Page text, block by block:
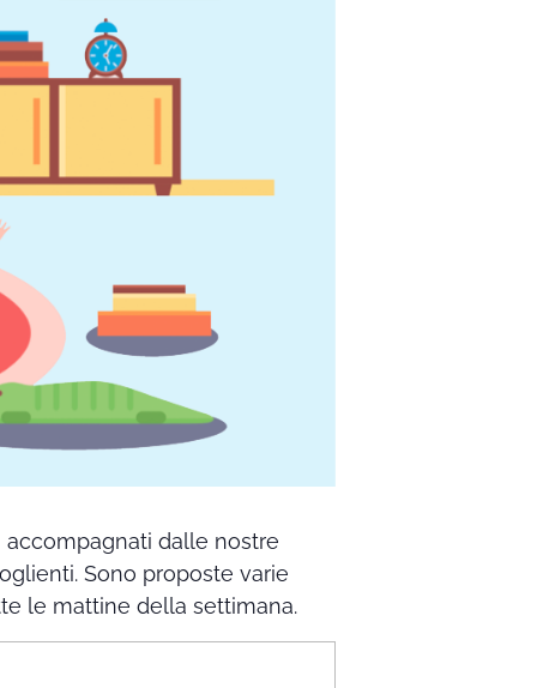
accompagnati dalle nostre
Sono proposte varie
le mattine della settimana.